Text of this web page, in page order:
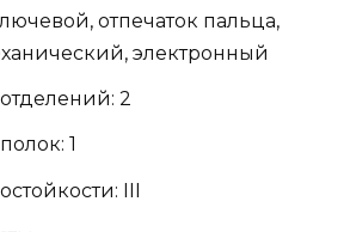
отпечаток пальца,
электронный
2
1
III